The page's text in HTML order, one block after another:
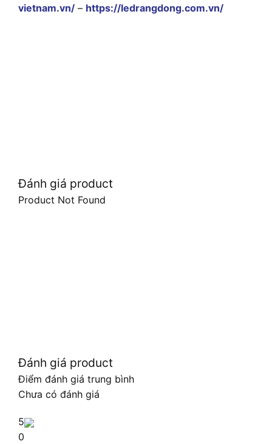
vietnam.vn/ – https://ledrangdong.com.vn/
Đánh giá product
Product Not Found
Đánh giá product
Điểm đánh giá trung bình
Chưa có đánh giá
5
0